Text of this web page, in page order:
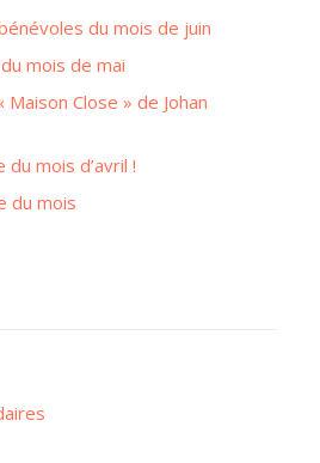
du mois de juin
mois de mai
Close » de Johan
mois d’avril !
du mois